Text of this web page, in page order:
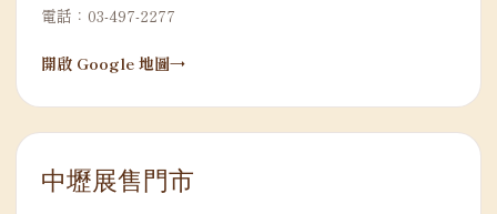
電話：03-497-2277
開啟 Google 地圖
中壢展售門市